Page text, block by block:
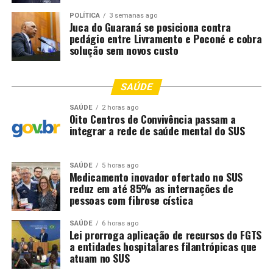
POLÍTICA 3 semanas ago
Juca do Guaraná se posiciona contra
pedágio entre Livramento e Poconé e cobra
solução sem novos custo
SAÚDE
SAÚDE 2 horas ago
Oito Centros de Convivência passam a
integrar a rede de saúde mental do SUS
SAÚDE 5 horas ago
Medicamento inovador ofertado no SUS
reduz em até 85% as internações de
pessoas com fibrose cística
SAÚDE 6 horas ago
Lei prorroga aplicação de recursos do FGTS
a entidades hospitalares filantrópicas que
atuam no SUS